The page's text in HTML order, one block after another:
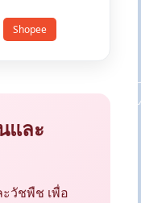
Shopee
และ
วัชพืช เพื่อ